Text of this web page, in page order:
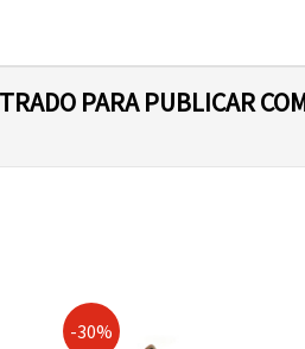
PARA PUBLICAR
-30%